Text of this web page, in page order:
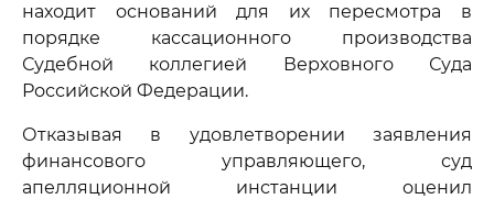
находит оснований для их пересмотра в
порядке кассационного производства
Судебной коллегией Верховного Суда
Российской Федерации.
Отказывая в удовлетворении заявления
финансового управляющего, суд
апелляционной инстанции оценил